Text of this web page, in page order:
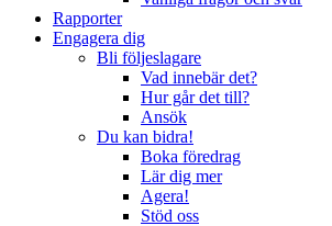
Rapporter
Engagera dig
Bli följeslagare
Vad innebär det?
Hur går det till?
Ansök
Du kan bidra!
Boka föredrag
Lär dig mer
Agera!
Stöd oss